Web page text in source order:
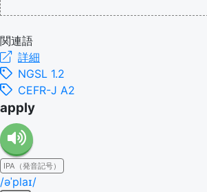
関連語
詳細
NGSL 1.2
CEFR-J A2
apply
IPA（発音記号）
/əˈplaɪ/